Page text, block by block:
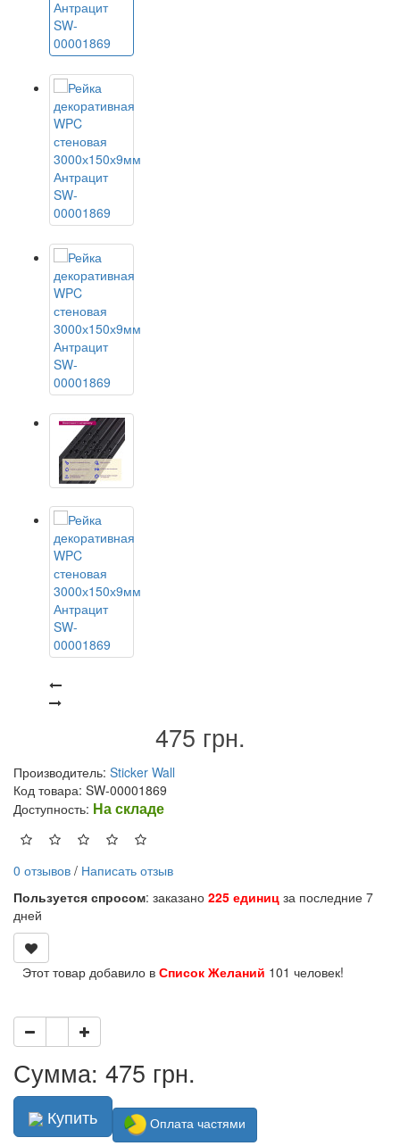
475 грн.
Производитель: Sticker Wall
Код товара: SW-00001869
Доступность: На складе
0 отзывов / Написать отзыв
Пользуется спросом: заказано 225 единиц за последние 7
дней
Этот товар добавило в Список Желаний 101 человек!
Сумма: 475 грн.
Купить Оплата частями